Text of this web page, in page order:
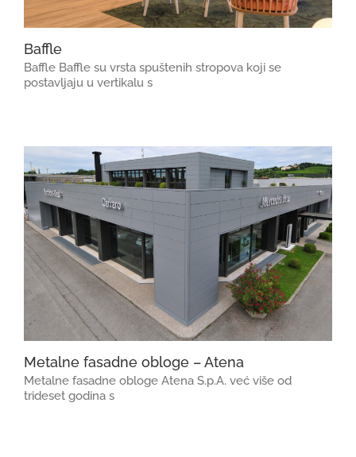
Baffle
Baffle Baffle su vrsta spuštenih stropova koji se
postavljaju u vertikalu s
Metalne fasadne obloge – Atena
Metalne fasadne obloge Atena S.p.A. već više od
trideset godina s